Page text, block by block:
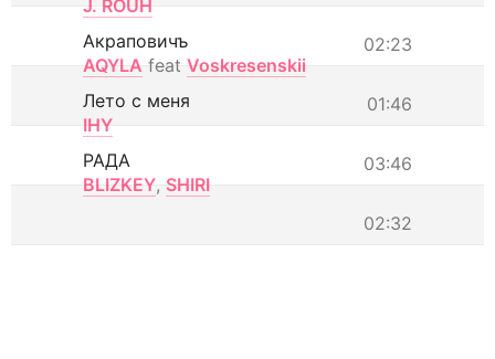
J. ROUH
02:23
Акраповичъ
AQYLA feat Voskresenskii
01:46
Лето с меня
IHY
03:46
РАДА
BLIZKEY, SHIRI
02:32